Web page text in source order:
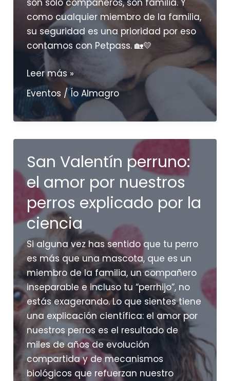
son solo compañeros, son familia. Y
como cualquier miembro de la familia,
su seguridad es una prioridad por eso
contamos con Petpass. 🏡💛
Solete
dice
sí
a
¡Consigue
Petpass
en
nuestros
eventos!
Leer más »
Eventos /Ío Almagro
San Valentín perruno:
el amor por nuestros
perros explicado por la
ciencia
Si alguna vez has sentido que tu perro
es más que una mascota, que es un
miembro de la familia, un compañero
inseparable e incluso tu “perrhijo”, no
estás exagerando. Lo que sientes tiene
una explicación científica: el amor por
nuestros perros es el resultado de
miles de años de evolución
compartida y de mecanismos
biológicos que refuerzan nuestro